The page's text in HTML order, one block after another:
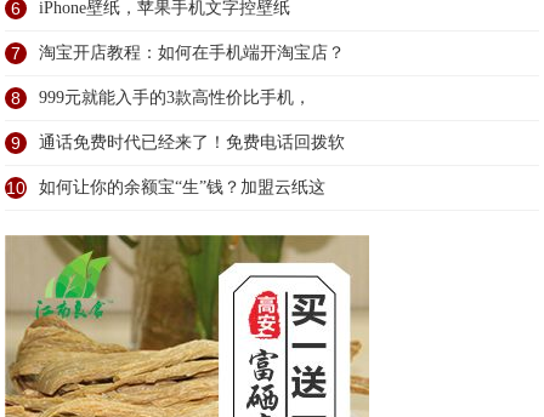
6 iPhone壁纸，苹果手机文字控壁纸
7 淘宝开店教程：如何在手机端开淘宝店？
8 999元就能入手的3款高性价比手机，
9 通话免费时代已经来了！免费电话回拨软
10 如何让你的余额宝“生”钱？加盟云纸这